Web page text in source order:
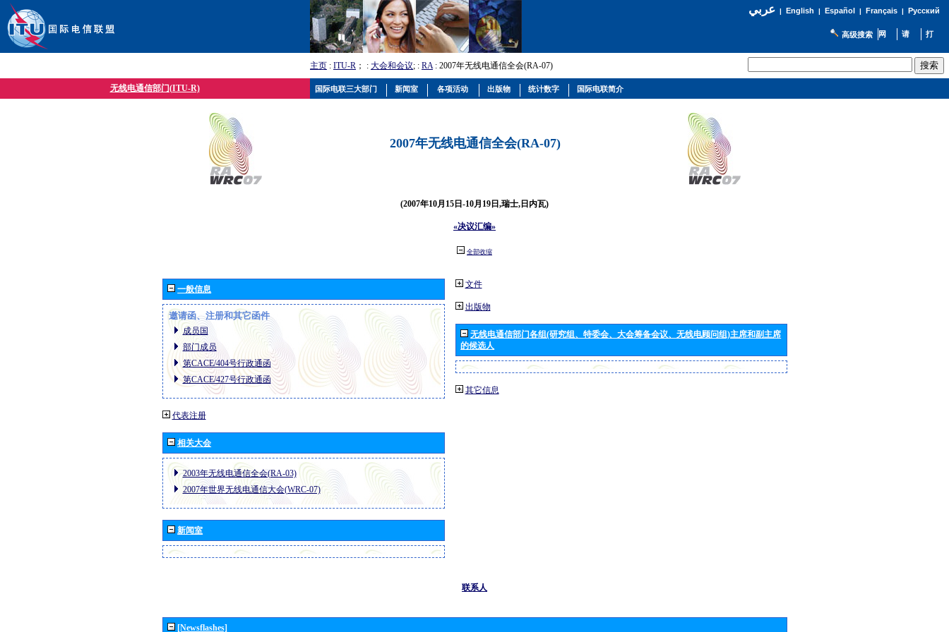
عربي| English | Español | Français| Русский
高级搜索
主页 : ITU-R ； : 大会和会议; : RA: 2007年无线电通信全会(RA-07)
无线电通信部门(ITU-R)
2007年无线电通信全会(RA-07)
(2007年10月15日-10月19日,瑞士,日内瓦)
«决议汇编»
全部收缩
一般信息
邀请函、注册和其它函件
成员国
部门成员
第CACE/404号行政通函
第CACE/427号行政通函
代表注册
相关大会
2003年无线电通信全会(RA-03)
2007年世界无线电通信大会(WRC-07)
新闻室
文件
出版物
无线电通信部门各组(研究组、特委会、大会筹备会议、无线电顾问组)主席和副主席
的候选人
其它信息
联系人
[Newsflashes]
国际电联三大部门 新闻室 各项活动 出版物 统计数字 国际电联简介